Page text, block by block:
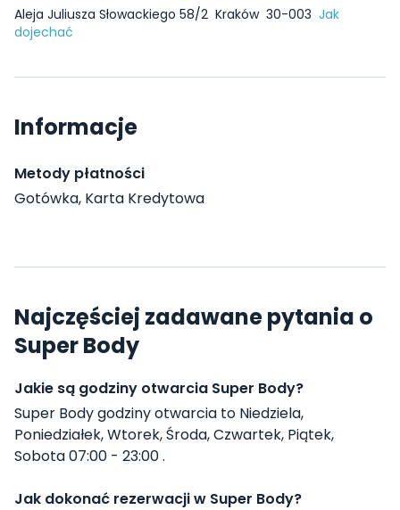
Aleja Juliusza Słowackiego 58/2 Kraków 30-003 Jak
dojechać
Informacje
Metody płatności
Gotówka, Karta Kredytowa
Najczęściej zadawane pytania o
Super Body
Jakie są godziny otwarcia Super Body?
Super Body godziny otwarcia to Niedziela,
Poniedziałek, Wtorek, Środa, Czwartek, Piątek,
Sobota 07:00 - 23:00 .
Jak dokonać rezerwacji w Super Body?